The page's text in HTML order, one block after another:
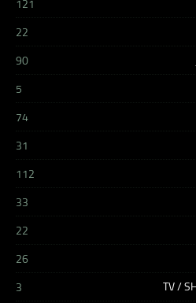
22
90
5
74
31
112
33
22
26
3